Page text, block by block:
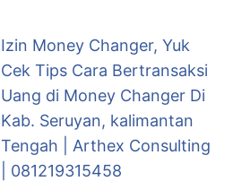
Izin Money Changer, Yuk
Cek Tips Cara Bertransaksi
Uang di Money Changer Di
Kab. Seruyan, kalimantan
Tengah | Arthex Consulting
| 081219315458